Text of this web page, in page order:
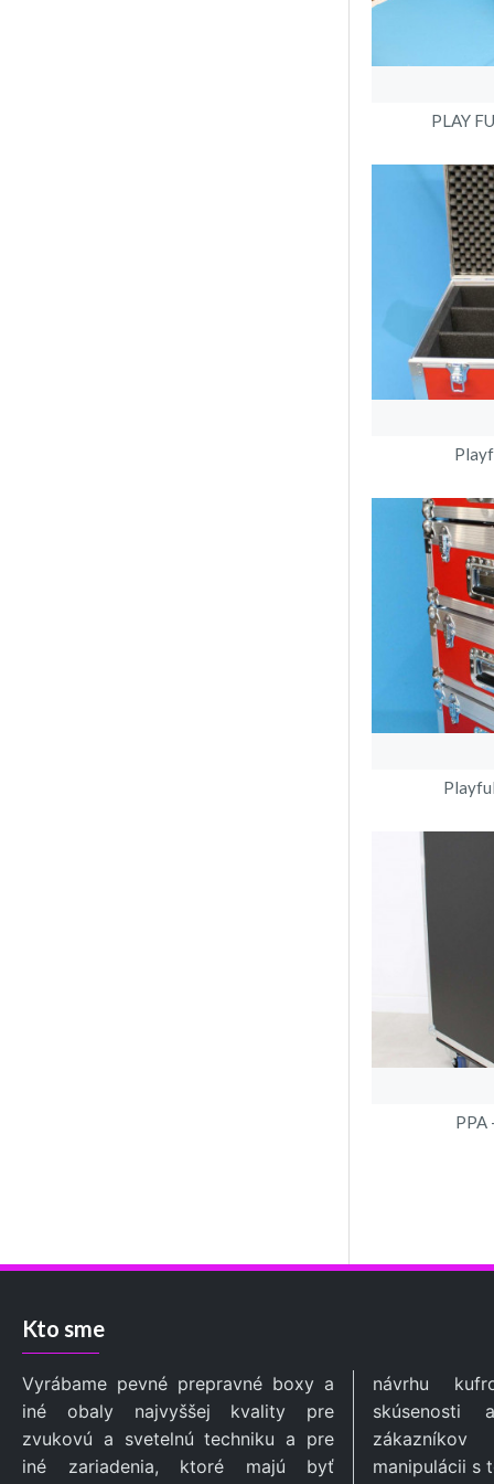
PLAY
PPA
Kto sme
Vyrábame pevné prepravné boxy a
iné obaly najvyššej kvality pre
zvukovú a svetelnú techniku a pre
iné zariadenia, ktoré majú byť
návrhu kufrov využívame naše
skúsenosti a skúsenosti našich
zákazníkov pri preprave a
manipulácii s technikou tak, aby naše